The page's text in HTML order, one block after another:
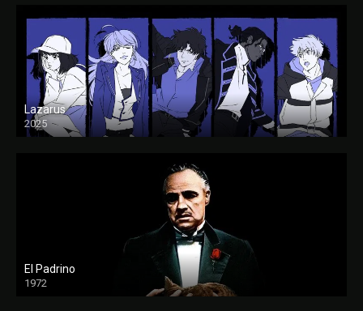
Lazarus
2025
El Padrino
1972
FULL HD